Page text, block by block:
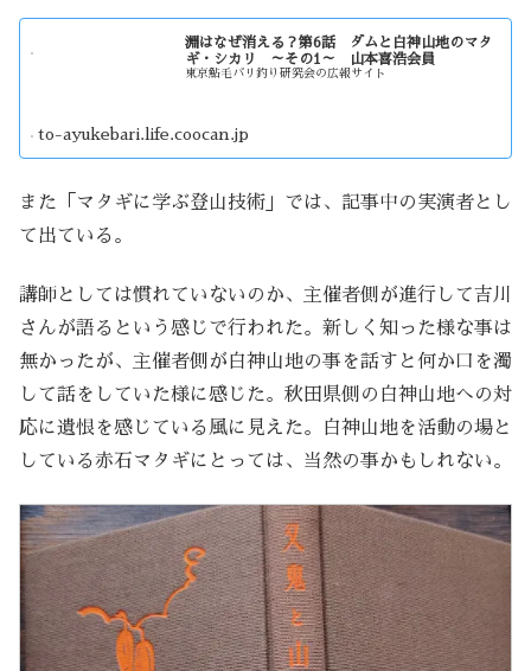
淵はなぜ消える？第6話 ダムと白神山地のマタ
ギ・シカリ ～その1～ 山本喜浩会員
東京鮎毛バリ釣り研究会の広報サイト
to-ayukebari.life.coocan.jp
また「マタギに学ぶ登山技術」では、記事中の実演者とし
て出ている。
講師としては慣れていないのか、主催者側が進行して吉川
さんが語るという感じで行われた。新しく知った様な事は
無かったが、主催者側が白神山地の事を話すと何か口を濁
して話をしていた様に感じた。秋田県側の白神山地への対
応に遺恨を感じている風に見えた。白神山地を活動の場と
している赤石マタギにとっては、当然の事かもしれない。